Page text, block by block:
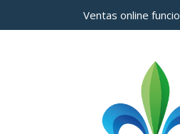
Ventas online